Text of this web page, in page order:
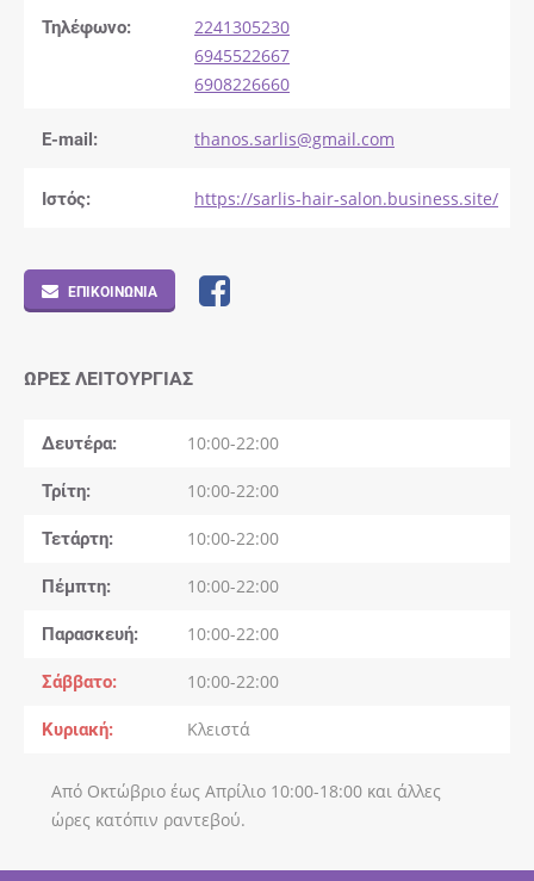
Τηλέφωνο:
2241305230
6945522667
6908226660
E-mail: thanos.sarlis@gmail.com
Ιστός: https://sarlis-hair-salon.business.site/
ΕΠΙΚΟΙΝΩΝΊΑ
ΏΡΕΣ ΛΕΙΤΟΥΡΓΊΑΣ
Δευτέρα 10:00-22:00
Τρίτη 10:00-22:00
Τετάρτη 10:00-22:00
Πέμπτη 10:00-22:00
Παρασκευή 10:00-22:00
Σάββατο 10:00-22:00
Κυριακή Κλειστά
Από Οκτώβριο έως Απρίλιο 10:00-18:00 και άλλες
ώρες κατόπιν ραντεβού.